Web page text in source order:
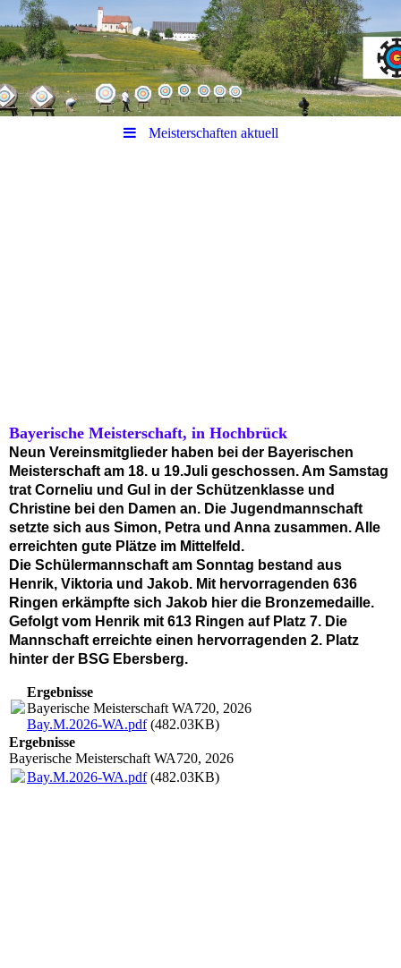
Meisterschaften aktuell
Bayerische Meisterschaft, in Hochbrück
Neun Vereinsmitglieder haben bei der Bayerischen
Meisterschaft am 18. u 19.Juli geschossen. Am Samstag
trat Corneliu und Gul in der Schützenklasse und
Christine bei den Damen an. Die Jugendmannschaft
setzte sich aus Simon, Petra und Anna zusammen. Alle
erreichten gute Plätze im Mittelfeld.
Die Schülermannschaft am Sonntag bestand aus
Henrik, Viktoria und Jakob. Mit hervorragenden 636
Ringen erkämpfte sich Jakob hier die Bronzemedaille.
Gefolgt vom Henrik mit 613 Ringen auf Platz 7. Die
Mannschaft erreichte einen hervorragenden 2. Platz
hinter der BSG Ebersberg.
Ergebnisse
Bayerische Meisterschaft WA720, 2026
Bay.M.2026-WA.pdf(482.03KB)
Ergebnisse
Bayerische Meisterschaft WA720, 2026
Bay.M.2026-WA.pdf(482.03KB)